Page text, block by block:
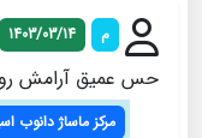
م 1403/03/14
حس عمیق آرامش رو
مرکز ماساژ دانوب